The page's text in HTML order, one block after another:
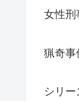
女性刑
猟奇事
シリー